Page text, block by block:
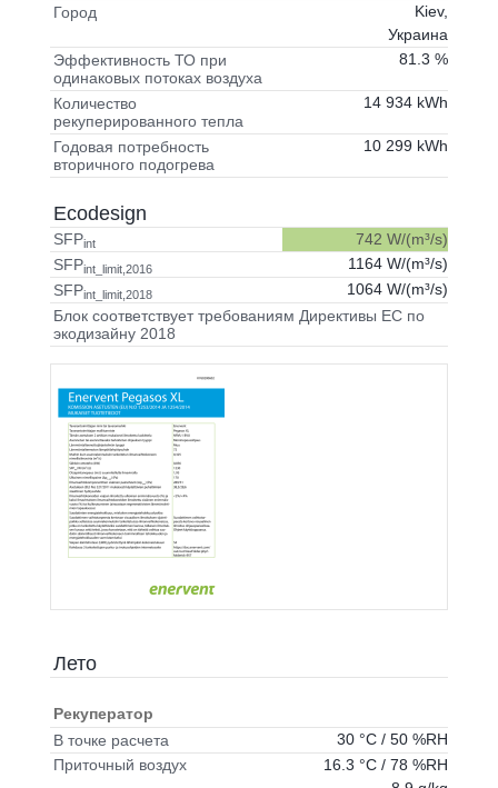
Город
Kiev,
Украина
Эффективность ТО при
одинаковых потоках воздуха
81.3 %
Количество
рекуперированного тепла
14 934 kWh
Годовая потребность
вторичного подогрева
10 299 kWh
Ecodesign
SFPint
742 W/(m³/s)
SFPint_limit,2016
1164 W/(m³/s)
SFPint_limit,2018
1064 W/(m³/s)
Блок соответствует требованиям Директивы ЕС по
экодизайну 2018
Лето
Рекуператор
В точке расчета
30 °C / 50 %RH
Приточный воздух
16.3 °C / 78 %RH